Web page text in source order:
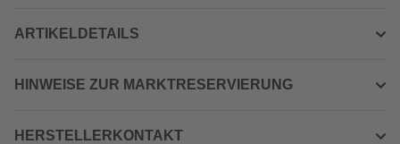
ARTIKELDETAILS
HINWEISE ZUR MARKTRESERVIERUNG
HERSTELLERKONTAKT